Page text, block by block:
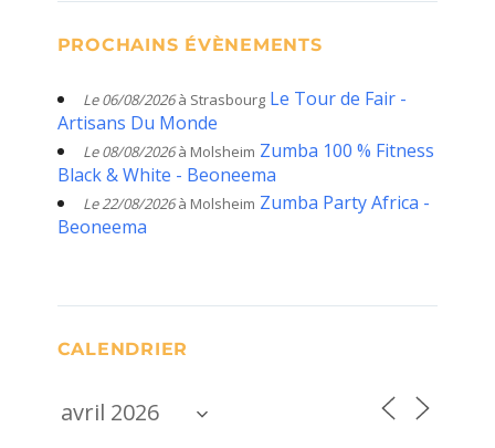
PROCHAINS ÉVÈNEMENTS
Le 06/08/2026à Strasbourg Le Tour de Fair -
Artisans Du Monde
Le 08/08/2026à Molsheim Zumba 100 % Fitness
Black & White - Beoneema
Le 22/08/2026à Molsheim Zumba Party Africa -
Beoneema
CALENDRIER